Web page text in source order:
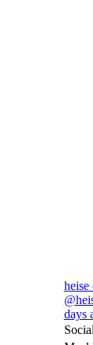
heise
days